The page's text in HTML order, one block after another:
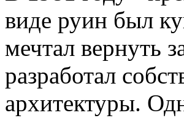
виде руин был
мечтал вернуть
разработал
архитектуры.